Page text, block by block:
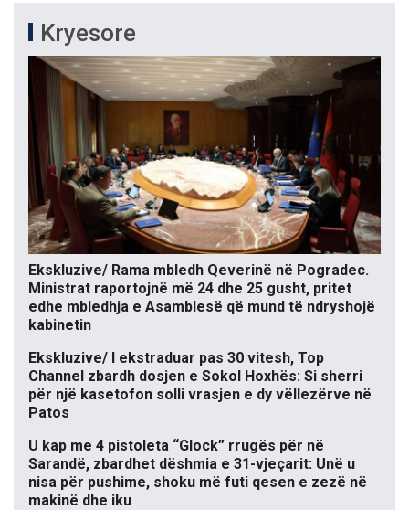
Kryesore
Ekskluzive/ Rama mbledh Qeverinë në Pogradec.
Ministrat raportojnë më 24 dhe 25 gusht, pritet
edhe mbledhja e Asamblesë që mund të ndryshojë
kabinetin
Ekskluzive/ I ekstraduar pas 30 vitesh, Top
Channel zbardh dosjen e Sokol Hoxhës: Si sherri
për një kasetofon solli vrasjen e dy vëllezërve në
Patos
U kap me 4 pistoleta “Glock” rrugës për në
Sarandë, zbardhet dëshmia e 31-vjeçarit: Unë u
nisa për pushime, shoku më futi qesen e zezë në
makinë dhe iku